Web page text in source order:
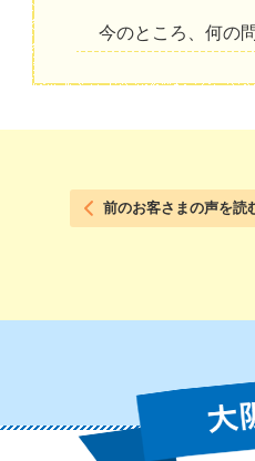
今のところ、何の
前のお客さまの声を読